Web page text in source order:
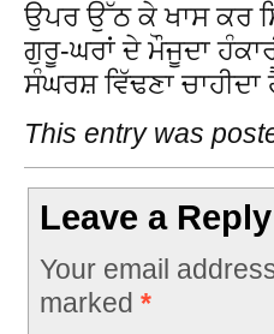
ਉਪਰ ਉੱਠ ਕੇ ਖਾਸ ਕਰ
ਗੁਰੂ-ਘਰਾਂ ਦੇ ਮੌਜੂਦਾ
ਸੰਘਰਸ਼ ਵਿੱਢਣਾ
This entry was
Leave a Reply
Your email
marked *